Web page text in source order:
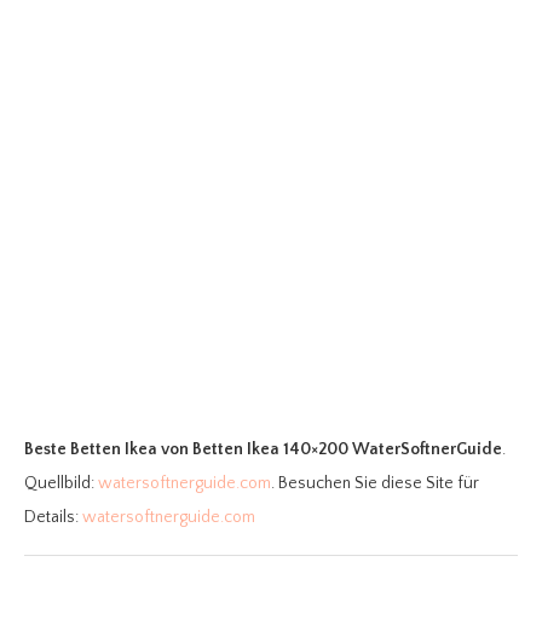
Beste Betten Ikea von Betten Ikea 140×200 WaterSoftnerGuide.
Quellbild:watersoftnerguide.com. Besuchen Sie diese Site für
Details:watersoftnerguide.com